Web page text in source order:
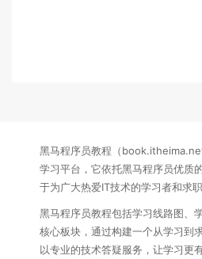
黑马程序员教程（
学习平台，它依托黑马程序员优质
于为广大热爱IT技术的学习者和求
黑马程序员教程包括学习线路图、
核心板块，通过构建一个从学习到
以专业的技术答疑服务，让学习更